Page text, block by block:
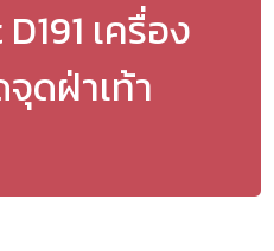
เครื่อง
ดฝ่าเท้า